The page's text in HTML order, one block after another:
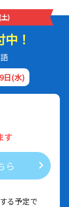
)
！
日(水)
す
ら
る予定で